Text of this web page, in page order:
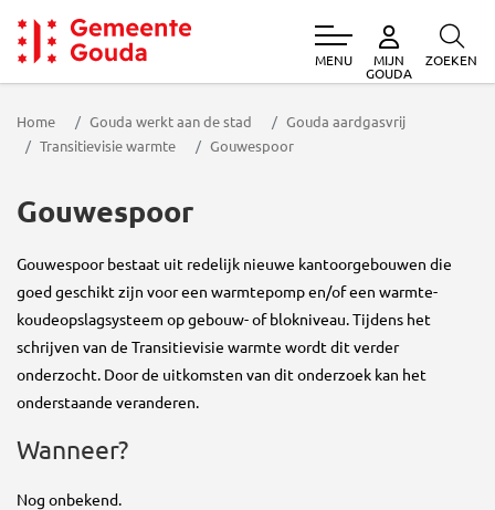
Gemeente Gouda
MENU MIJN
GOUDA
ZOEKEN
Home Gouda werkt aan de stad
Gouda aardgasvrij
Transitievisie warmte
Gouwespoor
Gouwespoor
Gouwespoor bestaat uit redelijk nieuwe kantoorgebouwen die
goed geschikt zijn voor een warmtepomp en/of een warmte-
koudeopslagsysteem op gebouw- of blokniveau. Tijdens het
schrijven van de Transitievisie warmte wordt dit verder
onderzocht. Door de uitkomsten van dit onderzoek kan het
onderstaande veranderen.
Wanneer?
Nog onbekend.